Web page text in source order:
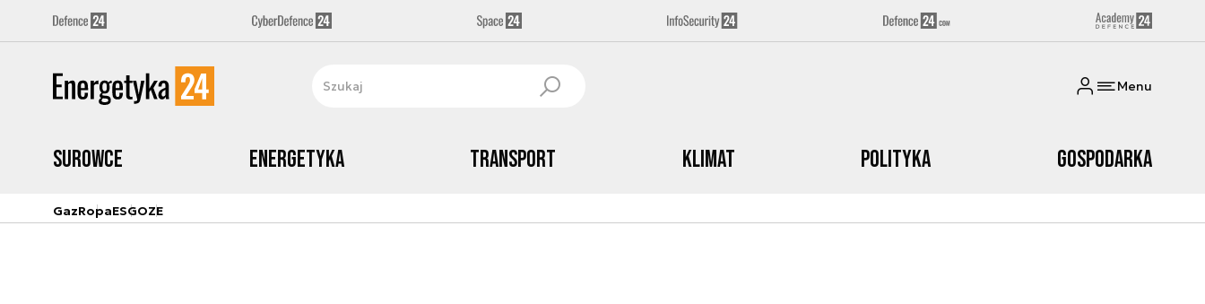
Menu
Surowce Energetyka Transport Klimat Polityka Gospodarka
GazRopaESGOZE